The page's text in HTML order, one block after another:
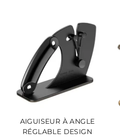
AIGUISEUR À ANGLE
RÉGLABLE DESIGN